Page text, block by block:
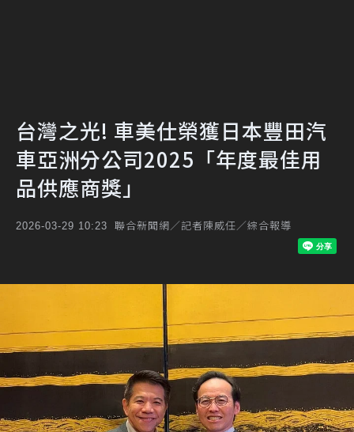
台灣之光! 車美仕榮獲日本豐田汽
車亞洲分公司2025「年度最佳用
品供應商獎」
2026-03-29 10:23 聯合新聞網／記者陳威任／綜合報導